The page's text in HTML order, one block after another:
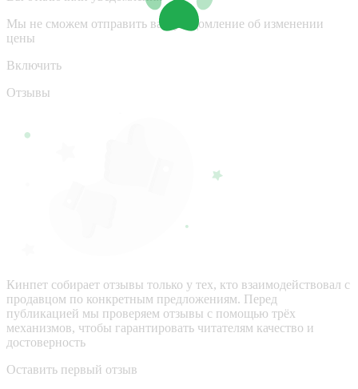
Мы не сможем отправить вам уведомление об изменении
цены
Включить
Отзывы
Кинпет собирает отзывы только у тех, кто взаимодействовал с
продавцом по конкретным предложениям. Перед
публикацией мы проверяем отзывы с помощью трёх
механизмов, чтобы гарантировать читателям качество и
достоверность
Оставить первый отзыв